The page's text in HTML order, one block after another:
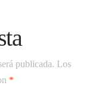
publicada. Los
*